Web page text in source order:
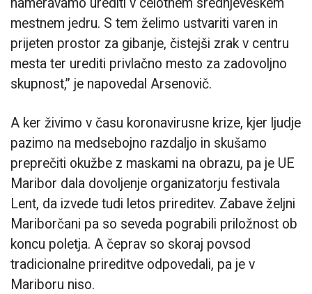
nameravamo urediti v celotnem srednjeveškem
mestnem jedru. S tem želimo ustvariti varen in
prijeten prostor za gibanje, čistejši zrak v centru
mesta ter urediti privlačno mesto za zadovoljno
skupnost,” je napovedal Arsenovič.
A ker živimo v času koronavirusne krize, kjer ljudje
pazimo na medsebojno razdaljo in skušamo
preprečiti okužbe z maskami na obrazu, pa je UE
Maribor dala dovoljenje organizatorju festivala
Lent, da izvede tudi letos prireditev. Zabave željni
Mariborčani pa so seveda pograbili priložnost ob
koncu poletja. A čeprav so skoraj povsod
tradicionalne prireditve odpovedali, pa je v
Mariboru niso.